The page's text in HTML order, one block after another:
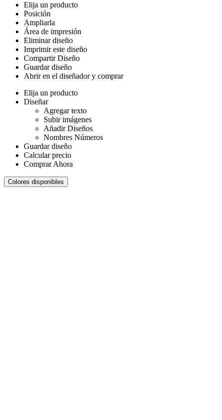
Elija un producto
Posición
Ampliarla
Área de impresión
Eliminar diseño
Imprimir este diseño
Compartir Diseño
Guardar diseño
Abrir en el diseñador y comprar
Elija un producto
Diseñar
Agregar texto
Subir imágenes
Añadir Diseños
Nombres Números
Guardar diseño
Calcular precio
Comprar Ahora
Colores disponibles